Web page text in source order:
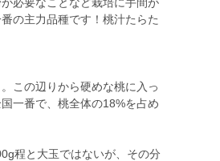
の主力品種です！桃汁たらた
この辺りから硬めな桃に入っ
一番で、桃全体の18%を占め
程と大玉ではないが、その分